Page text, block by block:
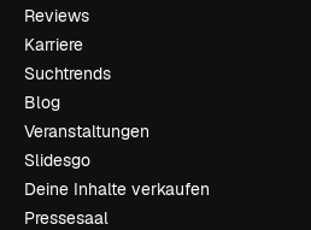
Reviews
Karriere
Suchtrends
Blog
Veranstaltungen
Slidesgo
Deine Inhalte verkaufen
Pressesaal